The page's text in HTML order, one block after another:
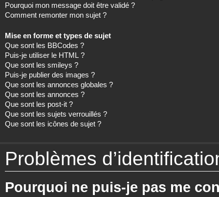
Pourquoi mon message doit être validé ?
Comment remonter mon sujet ?
Mise en forme et types de sujet
Que sont les BBCodes ?
Puis-je utiliser le HTML ?
Que sont les smileys ?
Puis-je publier des images ?
Que sont les annonces globales ?
Que sont les annonces ?
Que sont les post-it ?
Que sont les sujets verrouillés ?
Que sont les icônes de sujet ?
Problèmes
Pourquoi ne puis-je pas me